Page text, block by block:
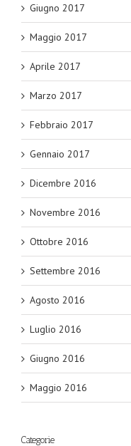
Giugno 2017
Maggio 2017
Aprile 2017
Marzo 2017
Febbraio 2017
Gennaio 2017
Dicembre 2016
Novembre 2016
Ottobre 2016
Settembre 2016
Agosto 2016
Luglio 2016
Giugno 2016
Maggio 2016
Categorie